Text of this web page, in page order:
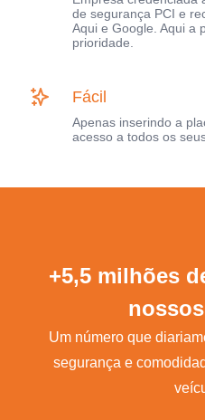
de segurança PCI e
Aqui e Google. Aqui a
prioridade.
Fácil
Apenas inserindo a
acesso a todos os
+5,5 milhões
Um número que
segurança e